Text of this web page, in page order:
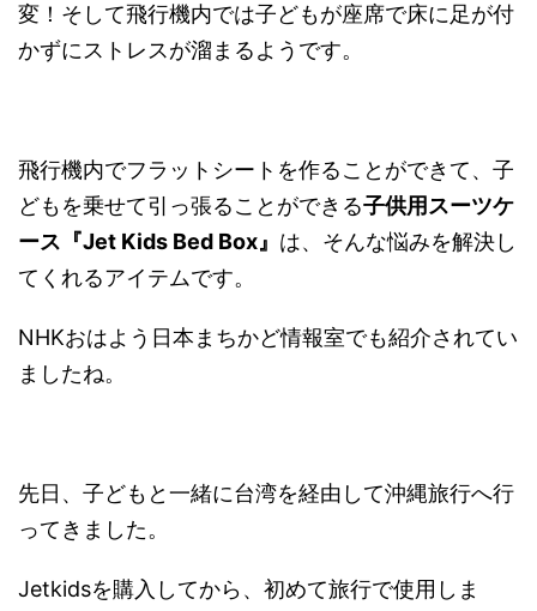
変！そして飛行機内では子どもが座席で床に足が付
かずにストレスが溜まるようです。
飛行機内でフラットシートを作ることができて、子
どもを乗せて引っ張ることができる子供用スーツケ
ース『Jet Kids Bed Box』 は、そんな悩みを解決し
てくれるアイテムです。
NHKおはよう日本まちかど情報室でも紹介されてい
ましたね。
先日、子どもと一緒に台湾を経由して沖縄旅行へ行
ってきました。
Jetkidsを購入してから、初めて旅行で使用しま